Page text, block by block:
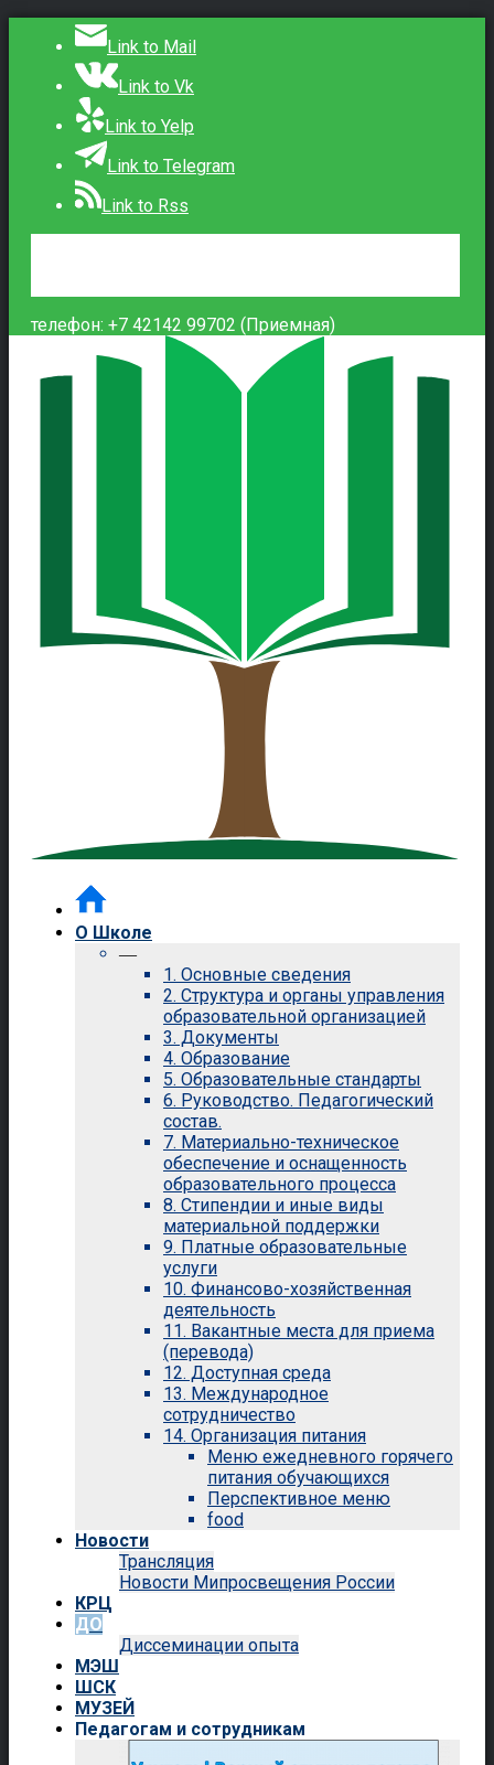
Link to Mail
Link to Vk
Link to Yelp
Link to Telegram
Link to Rss
телефон: +7 42142 99702 (Приемная)
О Школе
—
1. Основные сведения
2. Структура и органы управления
образовательной организацией
3. Документы
4. Образование
5. Образовательные стандарты
6. Руководство. Педагогический
состав.
7. Материально-техническое
обеспечение и оснащенность
образовательного процесса
8. Стипендии и иные виды
материальной поддержки
9. Платные образовательные
услуги
10. Финансово-хозяйственная
деятельность
11. Вакантные места для приема
(перевода)
12. Доступная среда
13. Международное
сотрудничество
14. Организация питания
Меню ежедневного горячего
питания обучающихся
Перспективное меню
food
Новости
Трансляция
Новости Мипросвещения России
КРЦ
ДО
Диссеминации опыта
МЭШ
ШСК
МУЗЕЙ
Педагогам и сотрудникам